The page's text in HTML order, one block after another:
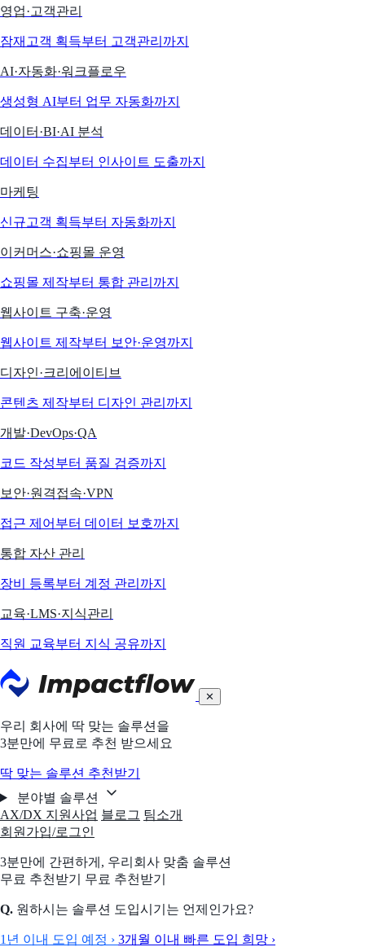
영업·고객관리
잠재고객 획득부터 고객관리까지
AI·자동화·워크플로우
생성형 AI부터 업무 자동화까지
데이터·BI·AI 분석
데이터 수집부터 인사이트 도출까지
마케팅
신규고객 획득부터 자동화까지
이커머스·쇼핑몰 운영
쇼핑몰 제작부터 통합 관리까지
웹사이트 구축·운영
웹사이트 제작부터 보안·운영까지
디자인·크리에이티브
콘텐츠 제작부터 디자인 관리까지
개발·DevOps·QA
코드 작성부터 품질 검증까지
보안·원격접속·VPN
접근 제어부터 데이터 보호까지
통합 자산 관리
장비 등록부터 계정 관리까지
교육·LMS·지식관리
직원 교육부터 지식 공유까지
✕
우리 회사에 딱 맞는 솔루션을
3분만에 무료로 추천 받으세요
딱 맞는 솔루션 추천받기
분야별 솔루션
AX/DX 지원사업 블로그 팀소개
회원가입/로그인
3분만에 간편하게, 우리회사 맞춤 솔루션
무료 추천받기
무료 추천받기
Q. 원하시는 솔루션 도입시기는 언제인가요?
1년 이내 도입 예정 › 3개월 이내 빠른 도입 희망 ›